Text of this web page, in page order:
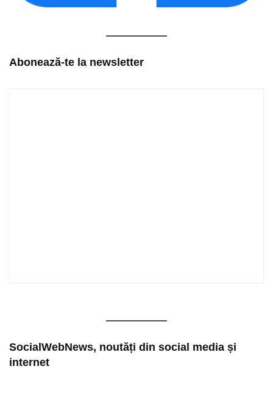
Abonează-te la newsletter
SocialWebNews, noutăți din social media și
internet